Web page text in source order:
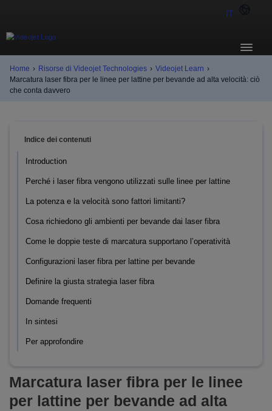
IT
Home › Risorse di Videojet Technologies › Videojet Learn ›
Marcatura laser fibra per le linee per lattine per bevande ad alta velocità: ciò
che conta davvero
Indice dei contenuti
Introduction
Perché i laser fibra vengono utilizzati sulle linee per lattine
La potenza e la velocità sono fattori limitanti?
Cosa richiedono gli ambienti per bevande dai laser fibra
Come le doppie teste di marcatura supportano l’operatività
Configurazioni laser fibra per lattine per bevande
Definire la giusta strategia laser fibra
Domande frequenti
In sintesi
Per approfondire
Marcatura laser fibra per le linee
per lattine per bevande ad alta